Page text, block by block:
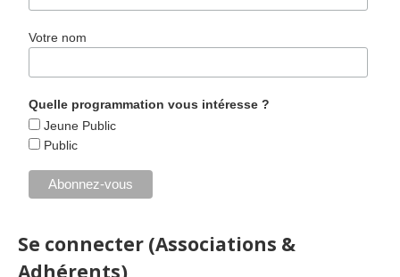
Votre nom
Quelle programmation vous intéresse ?
Jeune Public
Public
Se connecter (Associations &
Adhérents)